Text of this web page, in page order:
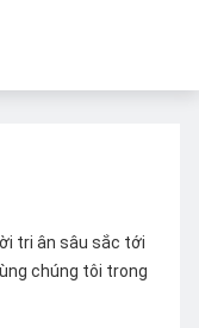
tri ân sâu sắc tới
chúng tôi trong